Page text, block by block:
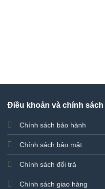
Điều khoản và chính sách
Chính sách bảo hành
Chính sách bảo mật
Chính sách đổi trả
Chính sách giao hàng